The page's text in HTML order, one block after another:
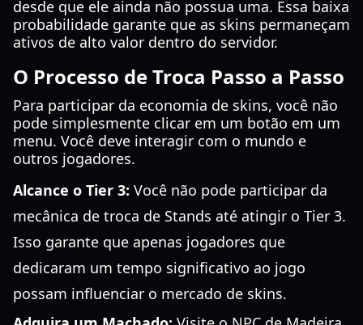
desde que ele ainda não possua uma. Essa baixa
probabilidade garante que as skins permaneçam
ativos de alto valor dentro do servidor.
O Processo de Troca Passo a Passo
Para participar da economia de skins, você não
pode simplesmente clicar em um botão em um
menu. Você deve interagir com o mundo e
outros jogadores.
Alcance o Tier 3: Você não pode participar da
mecânica de troca de Stands até atingir o Tier 3.
Isso garante que apenas jogadores que
dedicaram um tempo significativo ao jogo
possam influenciar o mercado de skins.